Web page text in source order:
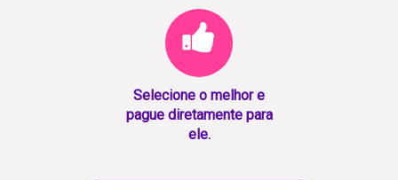
Selecione o melhor e
pague diretamente para
ele.